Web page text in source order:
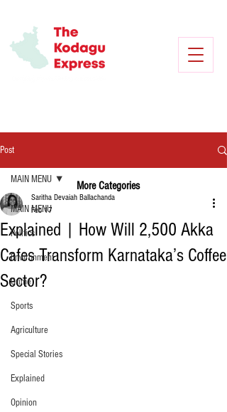
Post
MAIN MENU
Politics
Environment
Crime
Sports
Agriculture
Special Stories
Explained
Opinion
MAIN MENU
Explained | How Will 2,500 Akka
Cafes Transform Karnataka’s Coffee
Sector?
Saritha Devaiah Ballachanda
Feb 17
More Categories